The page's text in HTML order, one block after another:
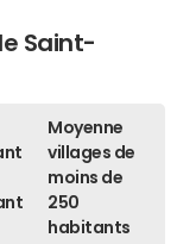
Saint-
Moyenne
villages de
moins de
250
habitants